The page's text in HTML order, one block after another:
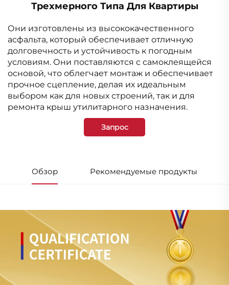
Трехмерного Типа Для Квартиры
Они изготовлены из высококачественного
асфальта, который обеспечивает отличную
долговечность и устойчивость к погодным
условиям. Они поставляются с самоклеящейся
основой, что облегчает монтаж и обеспечивает
прочное сцепление, делая их идеальным
выбором как для новых строений, так и для
ремонта крыш утилитарного назначения.
Запрос
Обзор Рекомендуемые продукты